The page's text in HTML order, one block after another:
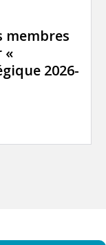
membres
«
2026-